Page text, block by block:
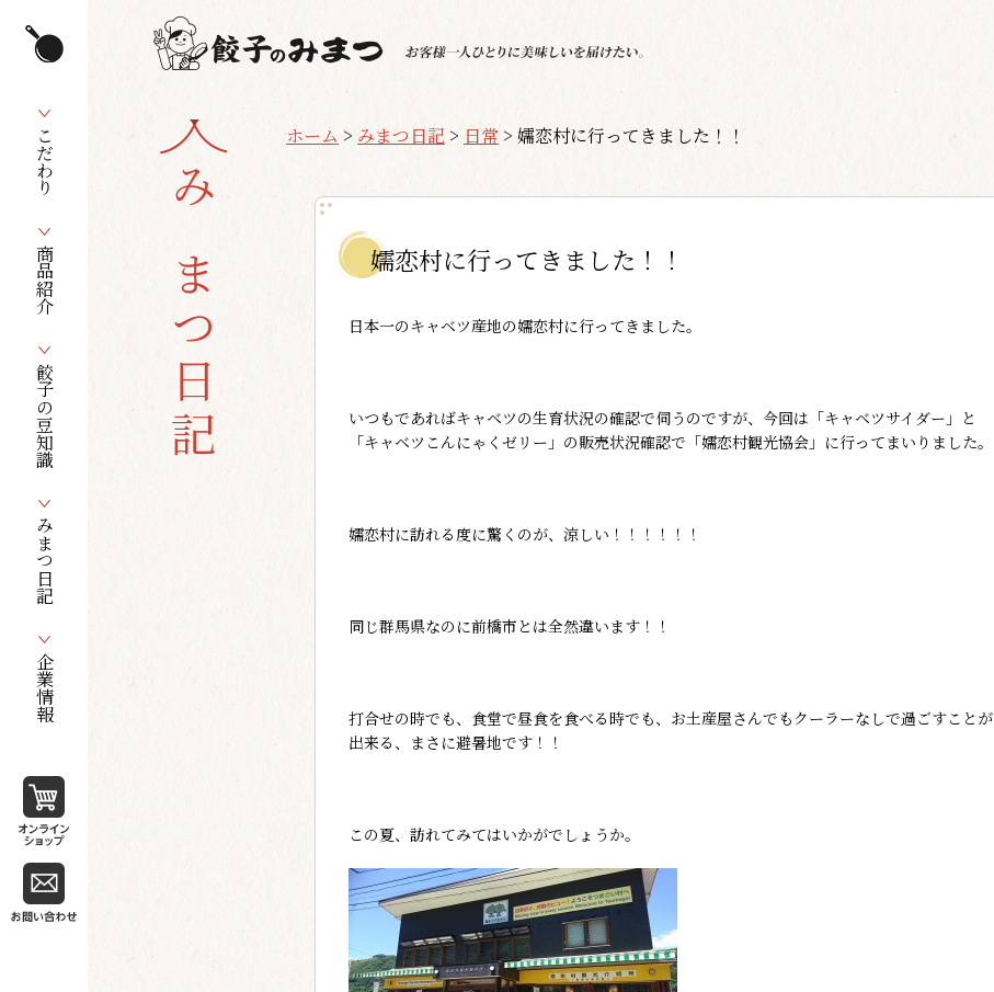
こだわり
商品紹介
餃子の豆知識
みまつ日記
企業情報
みまつ日記
ホーム > みまつ日記 > 日常 > 嬬恋村に行ってきました！！
嬬恋村に行ってきました！！
日本一のキャベツ産地の嬬恋村に行ってきました。
いつもであればキャベツの生育状況の確認で伺うのですが、今回は「キャベツサイダー」と
「キャベツこんにゃくゼリー」の販売状況確認で「嬬恋村観光協会」に行ってまいりました。
嬬恋村に訪れる度に驚くのが、涼しい！！！！！！
同じ群馬県なのに前橋市とは全然違います！！
打合せの時でも、食堂で昼食を食べる時でも、お土産屋さんでもクーラーなしで過ごすことが
出来る、まさに避暑地です！！
この夏、訪れてみてはいかがでしょうか。